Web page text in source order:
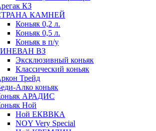
КЗ
КАМНЕЙ
Коньяк 0,2 л.
Коньяк 0,5 л.
Коньяк в п/у
ВЗ
Эксклюзивный коньяк
Классический коньяк
Трейд
Алко коньяк
АРАДИС
Ной
Ной ЕКВВКА
NOY Very Special